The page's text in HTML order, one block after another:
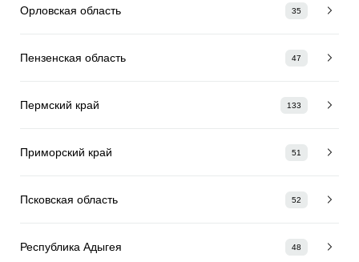
Орловская область 35
Пензенская область 47
Пермский край 133
Приморский край 51
Псковская область 52
Республика Адыгея 48